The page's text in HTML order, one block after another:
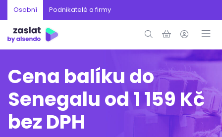
Osobní Podnikatelé a firmy
Cena balíku do
Senegalu od 1 159 Kč
bez DPH